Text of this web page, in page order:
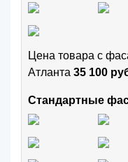
Цена товара с
Атланта 35 100
Стандартные